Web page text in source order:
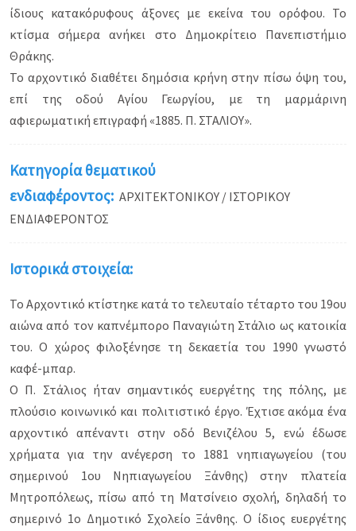
ίδιους κατακόρυφους άξονες με εκείνα του ορόφου. Το
κτίσμα σήμερα ανήκει στο Δημοκρίτειο Πανεπιστήμιο
Θράκης.
Το αρχοντικό διαθέτει δημόσια κρήνη στην πίσω όψη του,
επί της οδού Αγίου Γεωργίου, με τη μαρμάρινη
αφιερωματική επιγραφή «1885. Π. ΣΤΑΛΙΟΥ».
Κατηγορία θεματικού
ενδιαφέροντος: ΑΡΧΙΤΕΚΤΟΝΙΚΟΥ / ΙΣΤΟΡΙΚΟΥ
ΕΝΔΙΑΦΕΡΟΝΤΟΣ
Ιστορικά στοιχεία:
Το Αρχοντικό κτίστηκε κατά το τελευταίο τέταρτο του 19ου
αιώνα από τον καπνέμπορο Παναγιώτη Στάλιο ως κατοικία
του. Ο χώρος φιλοξένησε τη δεκαετία του 1990 γνωστό
καφέ-μπαρ.
Ο Π. Στάλιος ήταν σημαντικός ευεργέτης της πόλης, με
πλούσιο κοινωνικό και πολιτιστικό έργο. Έχτισε ακόμα ένα
αρχοντικό απέναντι στην οδό Βενιζέλου 5, ενώ έδωσε
χρήματα για την ανέγερση το 1881 νηπιαγωγείου (του
σημερινού 1ου Νηπιαγωγείου Ξάνθης) στην πλατεία
Μητροπόλεως, πίσω από τη Ματσίνειο σχολή, δηλαδή το
σημερινό 1ο Δημοτικό Σχολείο Ξάνθης. Ο ίδιος ευεργέτης